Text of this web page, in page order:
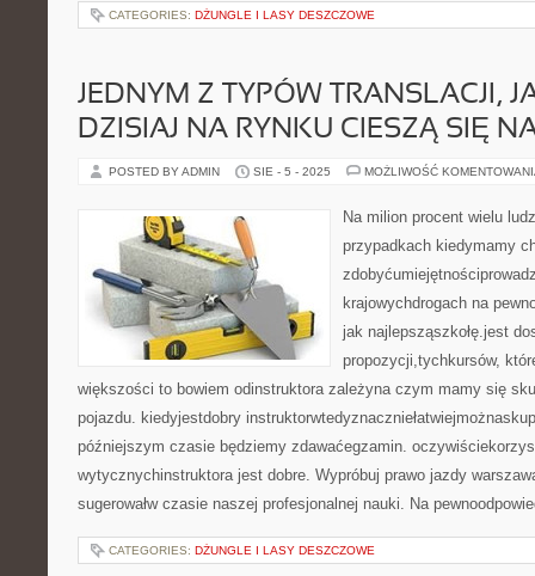
CATEGORIES: DŻUNGLE I LASY DESZCZOWE
JEDNYM Z TYPÓW TRANSLACJI,
DZISIAJ NA RYNKU CIESZĄ SIĘ
POSTED BY ADMIN SIE - 5 - 2025 MOŻLIWOŚĆ
Na milion procent wielu
przypadkach kiedymamy
krajowychdrogach na
jak najlepsząszkołę.jest
propozycji,tychkursów,
większości to bowiem odinstruktora zależyna czym mamy się
pojazdu. kiedyjestdobry
późniejszym czasie będziemy zdawaćegzamin.
wytycznychinstruktora jest dobre. Wypróbuj prawo jazdy
sugerowałw czasie naszej profesjonalnej nauki. Na
CATEGORIES: DŻUNGLE I LASY DESZCZOWE